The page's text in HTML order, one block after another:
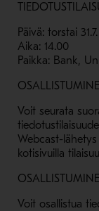
Päivä: torstai 31.7.
Aika: 14.00
Paikka: Bank,
Voit seurata
Webcast-
kotisivuilla
Voit osallistua